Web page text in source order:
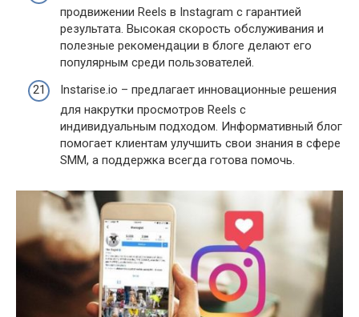
продвижении Reels в Instagram с гарантией
результата. Высокая скорость обслуживания и
полезные рекомендации в блоге делают его
популярным среди пользователей.
Instarise.io – предлагает инновационные решения
для накрутки просмотров Reels с
индивидуальным подходом. Информативный блог
помогает клиентам улучшить свои знания в сфере
SMM, а поддержка всегда готова помочь.